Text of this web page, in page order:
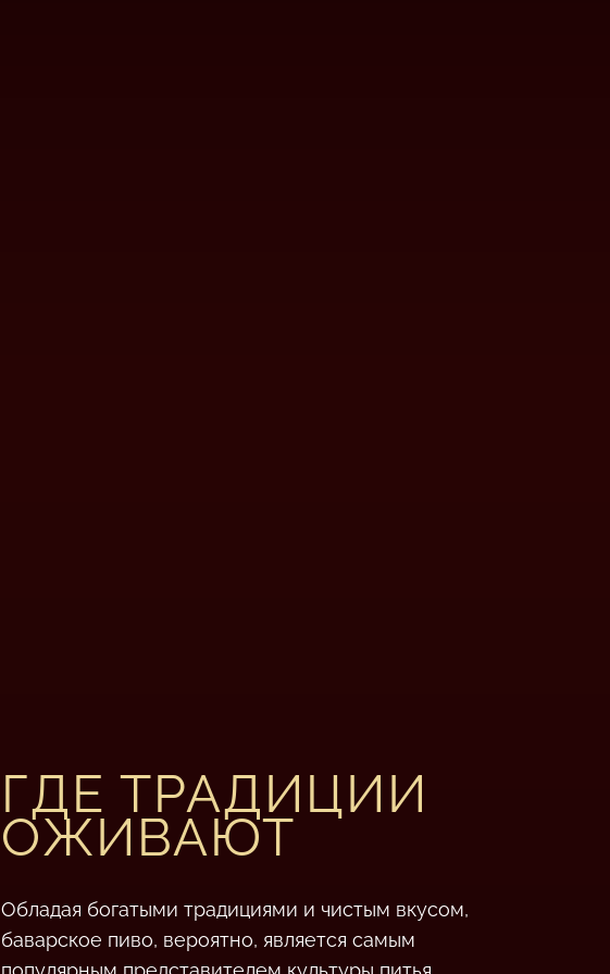
ГДЕ ТРАДИЦИИ
ОЖИВАЮТ
Обладая богатыми традициями и чистым вкусом,
баварское пиво, вероятно, является самым